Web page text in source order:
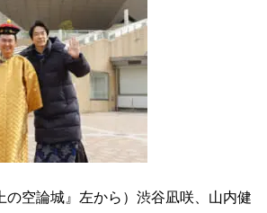
の空論城』左から）渋谷凪咲、山内健